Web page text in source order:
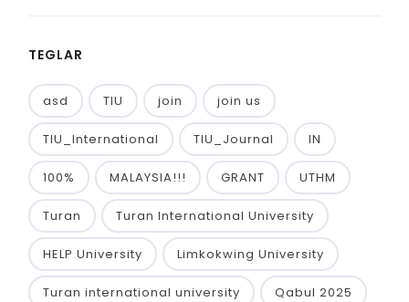
TEGLAR
asd TIU join join us
TIU_International TIU_Journal IN
100% MALAYSIA!!! GRANT UTHM
Turan Turan International University
HELP University Limkokwing University
Turan international university Qabul 2025